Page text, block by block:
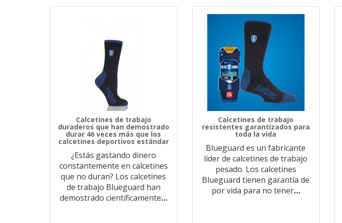
Calcetines de trabajo
duraderos que han demostrado
durar 46 veces más que los
calcetines deportivos estándar
¿Estás gastando dinero
constantemente en calcetines
que no duran? Los calcetines
de trabajo Blueguard han
demostrado científicamente…
Calcetines de trabajo
resistentes garantizados para
toda la vida
Blueguard es un fabricante
líder de calcetines de trabajo
pesado. Los calcetines
Blueguard tienen garantía de
por vida para no tener…